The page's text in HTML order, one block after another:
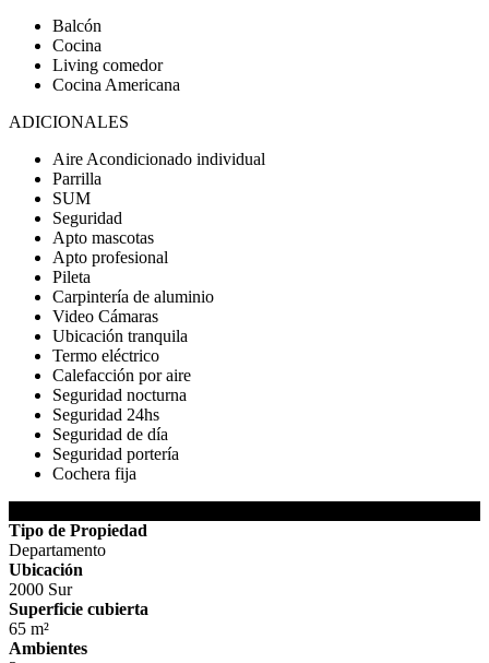
Balcón
Cocina
Living comedor
Cocina Americana
ADICIONALES
Aire Acondicionado individual
Parrilla
SUM
Seguridad
Apto mascotas
Apto profesional
Pileta
Carpintería de aluminio
Video Cámaras
Ubicación tranquila
Termo eléctrico
Calefacción por aire
Seguridad nocturna
Seguridad 24hs
Seguridad de día
Seguridad portería
Cochera fija
Tipo de Propiedad
Departamento
Ubicación
2000 Sur
Superficie cubierta
65 m²
Ambientes